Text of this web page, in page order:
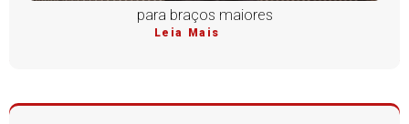
para braços maiores
Leia Mais